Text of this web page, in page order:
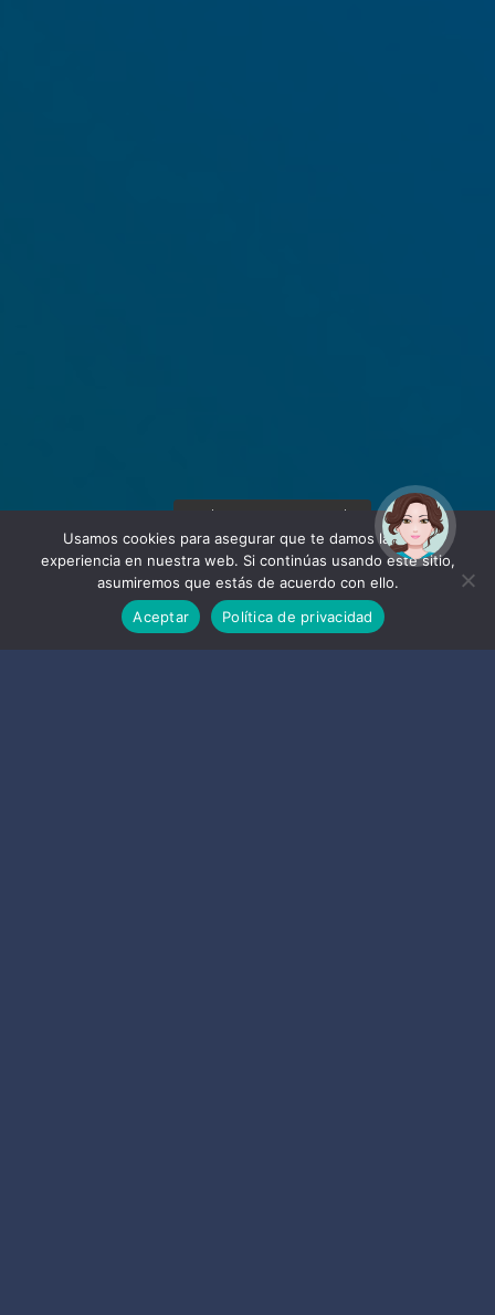
Usamos cookies para asegurar que te damos la mejor
experiencia en nuestra web. Si continúas usando este sitio,
asumiremos que estás de acuerdo con ello.
Aceptar
Política de privacidad
¡Hola! Soy Noy. ¿Puedo
ayudarte?